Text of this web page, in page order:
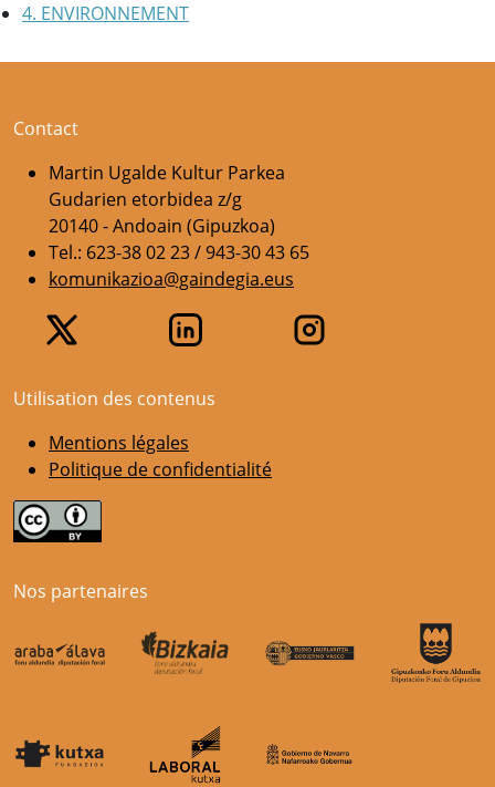
4. ENVIRONNEMENT
Contact
Martin Ugalde Kultur Parkea
Gudarien etorbidea z/g
20140 - Andoain (Gipuzkoa)
Tel.: 623-38 02 23 / 943-30 43 65
komunikazioa@gaindegia.eus
Utilisation des contenus
Mentions légales
Politique de confidentialité
Nos partenaires